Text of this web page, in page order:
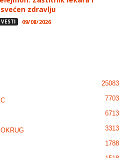
zdravlju
09/08/2026
25083
7703
6713
3313
1788